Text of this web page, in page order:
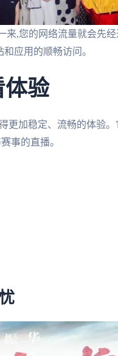
来,您的网络流量就会先经
应用的顺畅访问。
体验
更加稳定、流畅的体验。
事的直播。